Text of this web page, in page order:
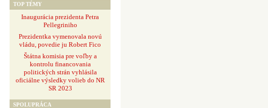
TOP TÉMY
Inaugurácia prezidenta Petra
Pellegriniho
Prezidentka vymenovala novú
vládu, povedie ju Robert Fico
Štátna komisia pre voľby a
kontrolu financovania
politických strán vyhlásila
oficiálne výsledky volieb do NR
SR 2023
SPOLUPRÁCA